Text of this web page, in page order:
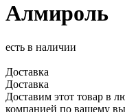
Алмироль
есть в наличии
Доставка
Доставка
Доставим этот товар в
компанией по вашему